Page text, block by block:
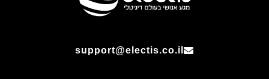
support@electis.co.il